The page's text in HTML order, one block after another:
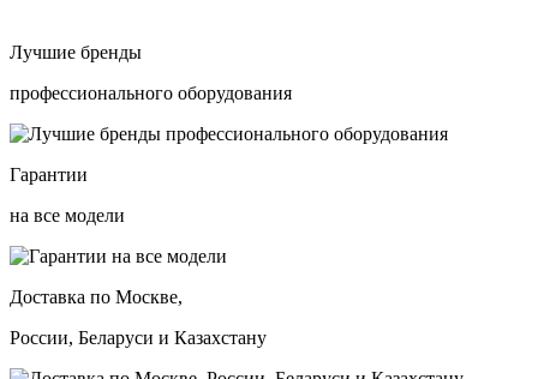
Лучшие бренды
профессионального оборудования
Гарантии
на все модели
Доставка по Москве,
России, Беларуси и Казахстану